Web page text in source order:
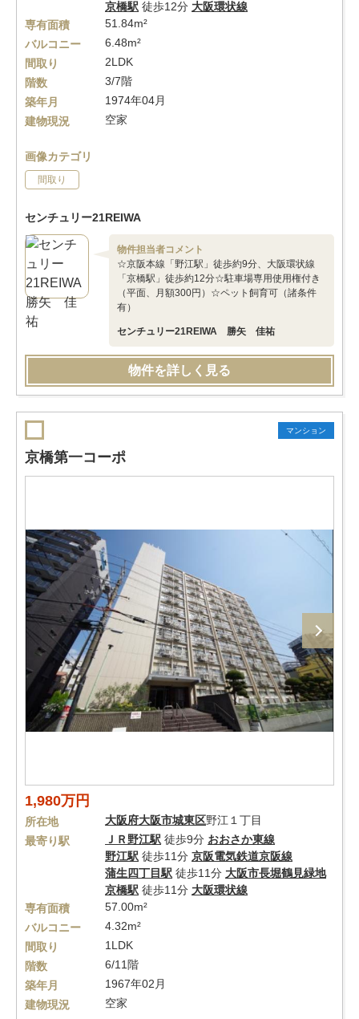
京橋駅 徒歩12分 大阪環状線
専有面積
51.84m²
バルコニー
6.48m²
間取り
2LDK
階数
3/7階
築年月
1974年04月
建物現況
空家
画像カテゴリ
間取り
センチュリー21REIWA
物件担当者コメント
☆京阪本線「野江駅」徒歩約9分、大阪環状線
「京橋駅」徒歩約12分☆駐車場専用使用権付き
（平面、月額300円）☆ペット飼育可（諸条件
有）
センチュリー21REIWA 勝矢 佳祐
物件を詳しく見る
マンション
京橋第一コーポ
1,980万円
所在地 大阪府大阪市城東区野江１丁目
最寄り駅
ＪＲ野江駅 徒歩9分 おおさか東線
野江駅 徒歩11分 京阪電気鉄道京阪線
蒲生四丁目駅 徒歩11分 大阪市長堀鶴見緑地
京橋駅 徒歩11分 大阪環状線
専有面積
57.00m²
バルコニー
4.32m²
間取り
1LDK
階数
6/11階
築年月
1967年02月
建物現況
空家